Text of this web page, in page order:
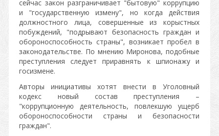
сейчас закон разграничивает "бытовую" коррупцию
и "государственную измену", но когда действия
должностного лица, совершенные из корыстных
побуждений, "подрывают безопасность граждан и
обороноспособность страны", возникает пробел в
законодательстве. По мнению Миронова, подобные
преступления следует приравнять к шпионажу и
госизмене.
Авторы инициативы хотят внести в Уголовный
кодекс новый состав преступления –
"коррупционную деятельность, повлекшую ущерб
обороноспособности страны и безопасности
граждан".